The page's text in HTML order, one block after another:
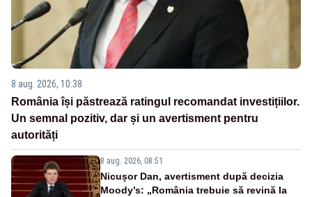
8 aug. 2026, 10:38
România își păstrează ratingul recomandat investițiilor.
Un semnal pozitiv, dar și un avertisment pentru
autorități
8 aug. 2026, 08:51
Nicușor Dan, avertisment după decizia
Moody’s: „România trebuie să revină la